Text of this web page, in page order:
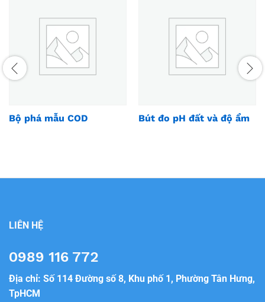
Bộ phá mẫu COD Bút đo pH đất và độ ẩm
LIÊN HỆ
0989 116 772
Địa chỉ: Số 114 Đường số 8, Khu phố 1, Phường Tân Hưng,
TpHCM